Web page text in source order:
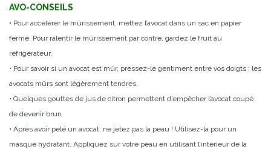
AVO-CONSEILS
• Pour accélérer le mûrissement, mettez l’avocat dans un sac en papier
fermé. Pour ralentir le mûrissement par contre, gardez le fruit au
réfrigérateur.
• Pour savoir si un avocat est mûr, pressez-le gentiment entre vos doigts ; les
avocats mûrs sont légèrement tendres.
• Quelques gouttes de jus de citron permettent d’empêcher l’avocat coupé
de devenir brun.
• Après avoir pelé un avocat, ne jetez pas la peau ! Utilisez-la pour un
masque hydratant. Appliquez sur votre peau en utilisant l’intérieur de la